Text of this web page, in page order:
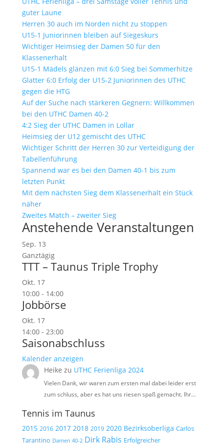
guter Laune
Herren 30 auch im Norden nicht zu stoppen
U15-1 Juniorinnen bleiben auf Siegeskurs
Wichtiger Heimsieg der Damen 50 für den
Klassenerhalt
U15-1 Mädels glänzen mit 6:0 Sieg bei Sommerhitze
Glatter 6:0 Erfolg der U15-2 Juniorinnen des UTHC
gegen die HTG
Auf der Suche nach stärkeren Gegnern: Willkommen
bei den UTHC Damen 40-2
4:2 Sieg der UTHC Damen in Lollar
Heimsieg der U12 gemischt des UTHC
Wichtiger Schritt der Herren 30 zur Verteidigung der
Tabellenführung
Spannend war es bei den Damen 40-1 bis zum
letzten Punkt
Mit dem nächsten Sieg dem Klassenerhalt ein Stück
näher
Zweites Match – zweiter Sieg
Anstehende Veranstaltungen
Sep. 13
Ganztägig
TTT – Taunus Triple Trophy
Okt. 17
10:00- 14:00
Jobbörse
Okt. 17
14:00- 23:00
Saisonabschluss
Kalender anzeigen
Heike zu UTHC Ferienliga 2024
Vielen Dank, wir waren zum ersten mal dabei leider erst
zum schluss, aber es hat uns riesen spaß gemacht. Ihr…
Tennis im Taunus
2015 2016 2017 2018 2019 2020 Bezirksoberliga Carlos
Tarantino Damen 40-2 Dirk Rabis Erfolgreicher